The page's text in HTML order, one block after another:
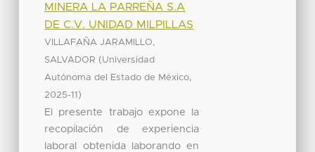
MINERA LA PARREÑA S.A
DE C.V. UNIDAD MILPILLAS
VILLAFAÑA JARAMILLO,
SALVADOR (Universidad
Autónoma del Estado de México,
2025-11 )
El presente trabajo expone la
recopilación de experiencia
laboral obtenida laborando en